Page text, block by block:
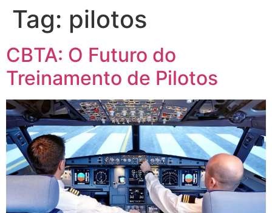
Tag: pilotos
CBTA: O Futuro do
Treinamento de Pilotos